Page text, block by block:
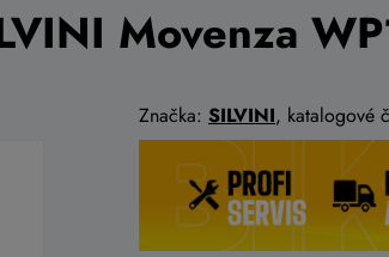
Movenza
Značka: SILVINI, katalogové